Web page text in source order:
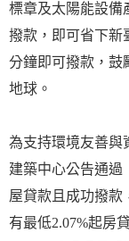
標章及太陽能設備
撥款，即可省下新
分鐘即可撥款，鼓
地球。
為支持環境友善與
建築中心公告通過
屋貸款且成功撥款
有最低2.07%起房